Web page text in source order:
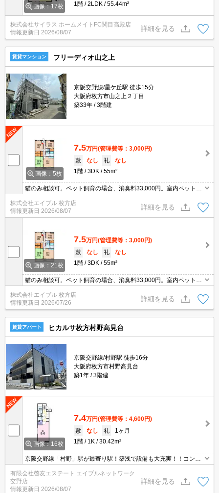
画像：17枚
1階
2LDK 55.44m²
株式会社サイラス ホームメイトFC関目高殿店
情報更新日 2026/08/07
詳細を見る
賃貸マンション フリーディオ山之上
京阪交野線/星ケ丘駅 徒歩15分
大阪府枚方市山之上２丁目
築33年
3階建
画像：5枚
7.5万円(管理費等：3,000円)
敷
なし 礼
なし
1階
3DK 55m²
猫のみ相談可。ペット飼育の場合、消臭料33,000円。室内ペットと
一緒に暮らしたいあなたへ。ぜひお問い合わせください!。プロパン
ガスですが、都市ガスと同等の料金プランです。
株式会社エイブル 枚方店
情報更新日 2026/08/07
詳細を見る
画像：21枚
7.5万円(管理費等：3,000円)
敷
なし 礼
なし
1階
3DK 55m²
猫のみ相談可。ペット飼育の場合、消臭料33,000円。室内ペットと
一緒に暮らしたいあなたへ。ぜひお問い合わせください!。プロパン
ガスですが、都市ガスと同等の料金プランです。
株式会社エイブル 枚方店
情報更新日 2026/07/26
詳細を見る
賃貸アパート ヒカルサ枚方村野高見台
京阪交野線/村野駅 徒歩16分
大阪府枚方市村野高見台
築1年
3階建
画像：16枚
7.4万円(管理費等：4,600円)
敷
なし 礼
1ヶ月
1階
1K 30.42m²
京阪交野線「村野」駅が最寄り駅！築浅で設備も大充実！！コンビ
ニもすぐそこ！スーパーやドラッグストアも近隣にありとても便
利！快適な一人暮らしをスタートできますよ！
有限会社啓友エステート エイブルネットワーク
交野店
情報更新日 2026/08/07
詳細を見る